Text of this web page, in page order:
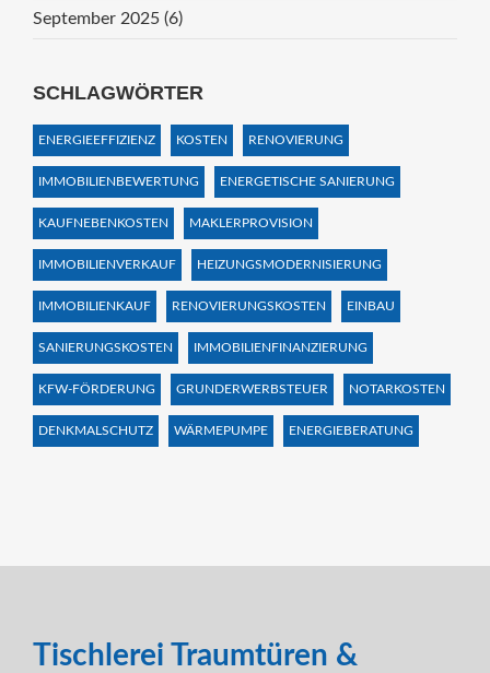
September 2025 (6)
SCHLAGWÖRTER
ENERGIEEFFIZIENZ KOSTEN RENOVIERUNG
IMMOBILIENBEWERTUNG ENERGETISCHE SANIERUNG
KAUFNEBENKOSTEN MAKLERPROVISION
IMMOBILIENVERKAUF HEIZUNGSMODERNISIERUNG
IMMOBILIENKAUF RENOVIERUNGSKOSTEN EINBAU
SANIERUNGSKOSTEN IMMOBILIENFINANZIERUNG
KFW-FÖRDERUNG GRUNDERWERBSTEUER NOTARKOSTEN
DENKMALSCHUTZ WÄRMEPUMPE ENERGIEBERATUNG
Tischlerei Traumtüren &